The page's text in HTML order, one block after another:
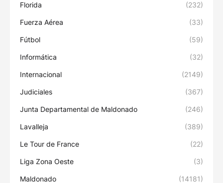
Florida (232)
Fuerza Aérea (33)
Fútbol (59)
Informática (32)
Internacional (2149)
Judiciales (367)
Junta Departamental de Maldonado (246)
Lavalleja (389)
Le Tour de France (22)
Liga Zona Oeste (3)
Maldonado (14181)